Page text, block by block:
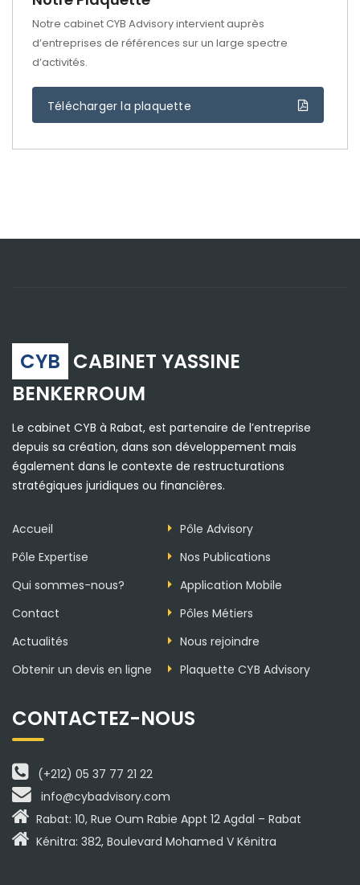
Notre cabinet CYB Advisory intervient auprès
d’entreprises de références sur un large spectre
d’activités.
Télécharger la plaquette
CYB CABINET YASSINE
BENKERROUM
Le cabinet CYB à Rabat, est partenaire de l’entreprise
depuis sa création, dans son développement mais
également dans le contexte de restructurations
stratégiques juridiques ou financières.
Accueil
Pôle Advisory
Pôle Expertise
Nos Publications
Qui sommes-nous?
Application Mobile
Contact
Pôles Métiers
Actualités
Nous rejoindre
Obtenir un devis en ligne
Plaquette CYB Advisory
CONTACTEZ-NOUS
(+212) 05 37 77 21 22
info@cybadvisory.com
Rabat: 10, Rue Oum Rabie Appt 12 Agdal – Rabat
Kénitra: 382, Boulevard Mohamed V Kénitra